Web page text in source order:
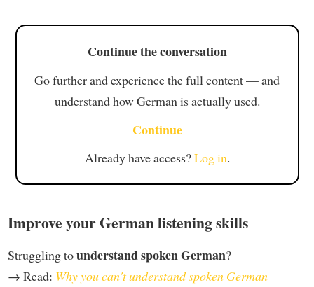
Continue the conversation
Go further and experience the full content — and
understand how German is actually used.
Continue
Already have access?Log in.
Improve your German listening skills
Struggling tounderstand spoken German?
→ Read: Why you can't understand spoken German